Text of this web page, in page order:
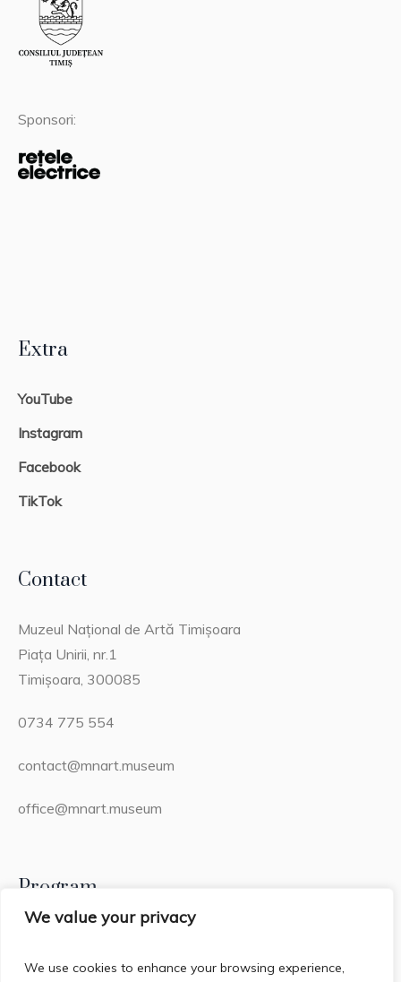
We value your privacy
We use cookies to enhance your browsing experience,
Sponsori:
Extra
YouTube
Instagram
Facebook
TikTok
Contact
Muzeul Național de Artă Timișoara
Piața Unirii, nr.1
Timișoara, 300085
0734 775 554
contact@mnart.museum
office@mnart.museum
Program
intrare)